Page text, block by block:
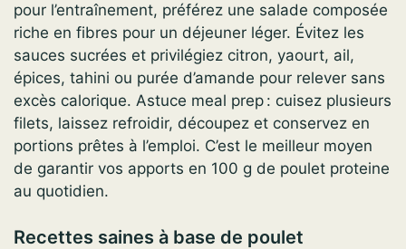
pour l’entraînement, préférez une salade composée
riche en fibres pour un déjeuner léger. Évitez les
sauces sucrées et privilégiez citron, yaourt, ail,
épices, tahini ou purée d’amande pour relever sans
excès calorique. Astuce meal prep : cuisez plusieurs
filets, laissez refroidir, découpez et conservez en
portions prêtes à l’emploi. C’est le meilleur moyen
de garantir vos apports en 100 g de poulet proteine
au quotidien.
Recettes saines à base de poulet